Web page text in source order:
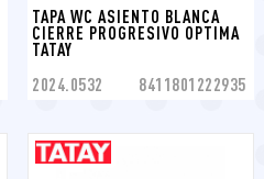
TAPA WC ASIENTO BLANCA
CIERRE PROGRESIVO OPTIMA
TATAY
2024.0532 8411801222935